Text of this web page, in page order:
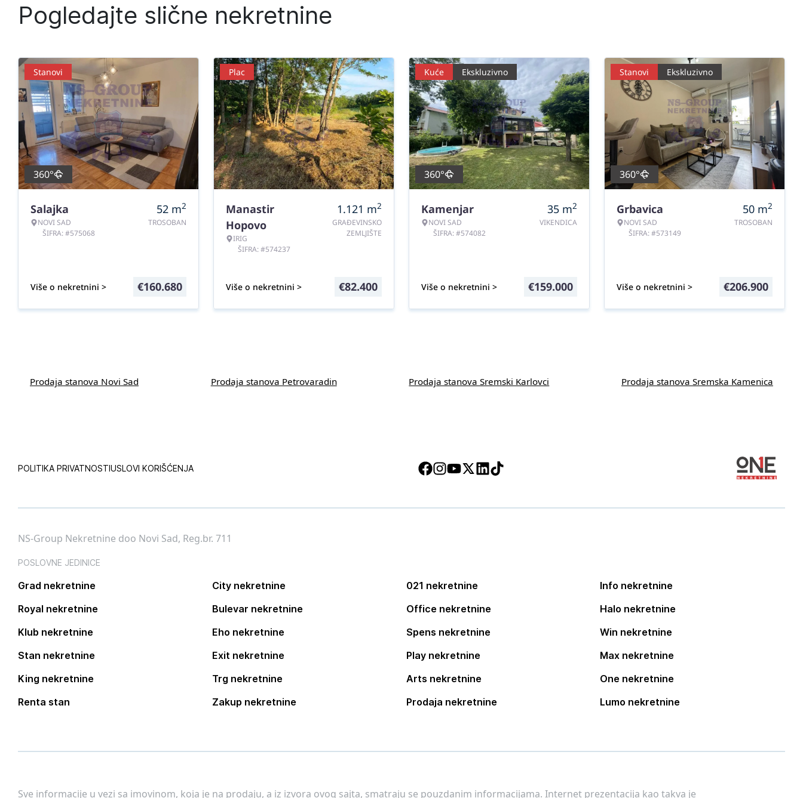
Pogledajte slične nekretnine
Stanovi
360°
Salajka
NOVI SAD
ŠIFRA: #575068
52 m2
TROSOBAN
Više o nekretnini > €160.680
Plac
Manastir
Hopovo
IRIG
ŠIFRA: #574237
1.121 m2
GRAĐEVINSKO
ZEMLJIŠTE
Više o nekretnini > €82.400
Kuće Ekskluzivno
360°
Kamenjar
NOVI SAD
ŠIFRA: #574082
35 m2
VIKENDICA
Više o nekretnini > €159.000
Stanovi Ekskluzivno
360°
Grbavica
NOVI SAD
ŠIFRA: #573149
50 m2
TROSOBAN
Više o nekretnini > €206.900
Prodaja stanova Novi Sad Prodaja stanova Petrovaradin Prodaja stanova Sremski Karlovci Prodaja stanova Sremska Kamenica
POLITIKA PRIVATNOSTIUSLOVI KORIŠĆENJA
Sve informacije u vezi sa imovinom, koja je na prodaju, a iz izvora ovog sajta, smatraju se pouzdanim informacijama. Internet prezentacija kao takva je
NS-Group Nekretnine doo Novi Sad, Reg.br. 711
POSLOVNE JEDINICE
Grad nekretnine City nekretnine 021 nekretnine
Info nekretnine
Royal nekretnine
Bulevar nekretnine Office nekretnine
Halo nekretnine
Klub nekretnine
Eho nekretnine Spens nekretnine
Win nekretnine
Stan nekretnine
Exit nekretnine Play nekretnine
Max nekretnine
King nekretnine
Trg nekretnine Arts nekretnine
One nekretnine
Renta stan
Zakup nekretnine Prodaja nekretnine Lumo nekretnine